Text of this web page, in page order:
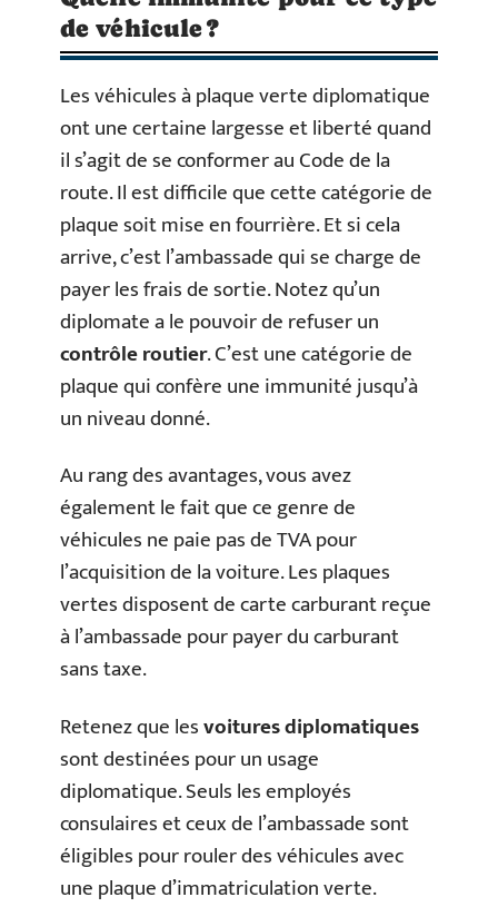
de véhicule ?
Les véhicules à plaque verte diplomatique
ont une certaine largesse et liberté quand
il s’agit de se conformer au Code de la
route. Il est difficile que cette catégorie de
plaque soit mise en fourrière. Et si cela
arrive, c’est l’ambassade qui se charge de
payer les frais de sortie. Notez qu’un
diplomate a le pouvoir de refuser un
contrôle routier. C’est une catégorie de
plaque qui confère une immunité jusqu’à
un niveau donné.
Au rang des avantages, vous avez
également le fait que ce genre de
véhicules ne paie pas de TVA pour
l’acquisition de la voiture. Les plaques
vertes disposent de carte carburant reçue
à l’ambassade pour payer du carburant
sans taxe.
Retenez que lesvoitures diplomatiques
sont destinées pour un usage
diplomatique. Seuls les employés
consulaires et ceux de l’ambassade sont
éligibles pour rouler des véhicules avec
une plaque d’immatriculation verte.